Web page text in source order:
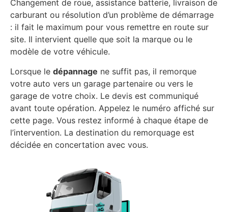
Changement de roue, assistance batterie, livraison de
carburant ou résolution d’un problème de démarrage
: il fait le maximum pour vous remettre en route sur
site. Il intervient quelle que soit la marque ou le
modèle de votre véhicule.
Lorsque le dépannage ne suffit pas, il remorque
votre auto vers un garage partenaire ou vers le
garage de votre choix. Le devis est communiqué
avant toute opération. Appelez le numéro affiché sur
cette page. Vous restez informé à chaque étape de
l’intervention. La destination du remorquage est
décidée en concertation avec vous.